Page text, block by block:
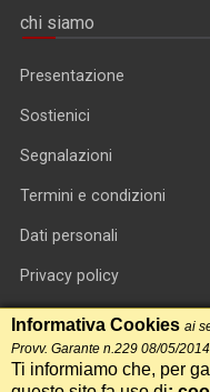
chi siamo
Presentazione
Sostienici
Segnalazioni
Termini e condizioni
Dati personali
Privacy policy
Informativa cookie
RSS feed
Informativa Cookies ai
Provv. Garante n.229 08/05/
Ti informiamo che, per